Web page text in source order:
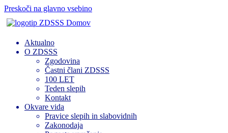
Preskoči na glavno vsebino
Domov
Aktualno
O ZDSSS
Zgodovina
Častni člani ZDSSS
100 LET
Teden slepih
Kontakt
Okvare vida
Pravice slepih in slabovidnih
Zakonodaja